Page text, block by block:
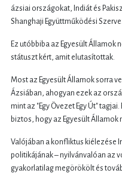
ázsiai országokat, Indiát és
Shanghaji Együttműködési
Ez utóbbiba az Egyesült Államok
státuszt kért, amit elutasítottak.
Most az Egyesült Államok sorra
Ázsiában, ahogyan ezek az
mint az "Egy Övezet Egy Út"
biztos, hogy az Egyesült Államok
Valójában a konfliktus kiélezése
politikájának – nyilvánvalóan az
gyakorlatilag megörökölt és